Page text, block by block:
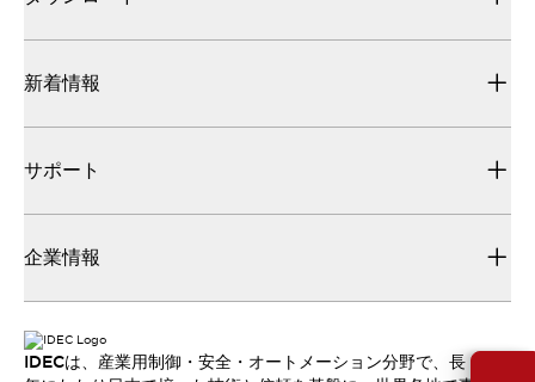
新着情報
サポート
企業情報
IDECは、産業用制御・安全・オートメーション分野で、長